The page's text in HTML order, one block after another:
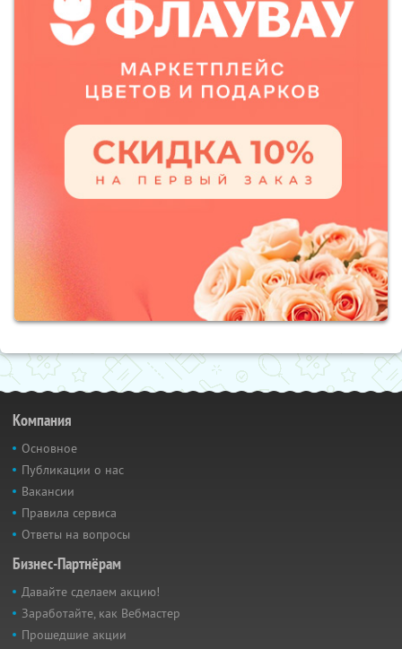
Компания
Основное
Публикации о нас
Вакансии
Правила сервиса
Ответы на вопросы
Бизнес-Партнёрам
Давайте сделаем акцию!
Заработайте, как Вебмастер
Прошедшие акции